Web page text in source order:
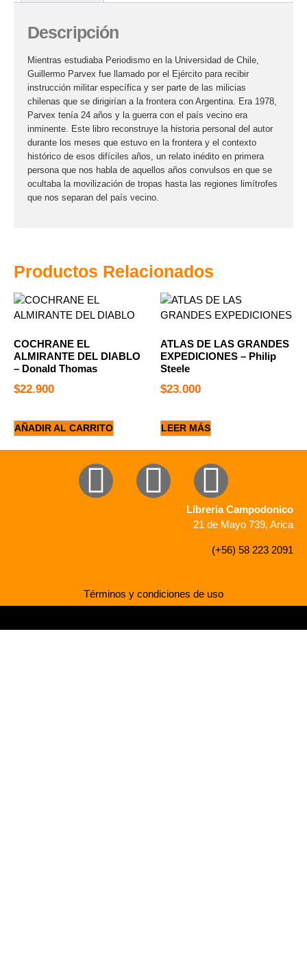
Productos Relacionados
COCHRANE EL
ALMIRANTE DEL DIABLO
– Donald Thomas
$22.900
AÑADIR AL CARRITO
ATLAS DE LAS GRANDES
EXPEDICIONES – Philip
Steele
$23.000
LEER MÁS
Descripción
Mientras estudiaba Periodismo en la Universidad de Chile,
Guillermo Parvex fue llamado por el Ejército para recibir
instrucción militar específica y ser parte de las milicias
chilenas que se dirigirían a la frontera con Argentina. Era 1978,
Parvex tenía 24 años y la guerra con el país vecino era
inminente. Este libro reconstruye la historia personal del autor
durante los meses que estuvo en la frontera y el contexto
histórico de esos difíciles años, un relato inédito en primera
persona que nos habla de aquellos años convulsos en que se
ocultaba la movilización de tropas hasta las regiones limítrofes
que nos separan del país vecino.
Libreria Campodonico
21 de Mayo 739, Arica
(+56) 58 223 2091
Términos y condiciones de uso